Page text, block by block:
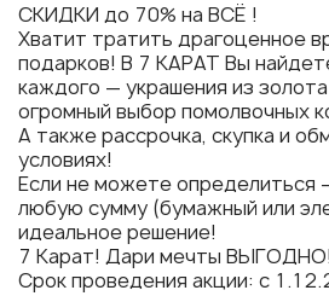
СКИДКИ до 70% на ВСЁ !
Хватит тратить драгоценное
подарков! В 7 КАРАТ Вы
каждого — украшения из
огромный выбор помолвочных
А также рассрочка, скупка и
условиях!
Если не можете определиться
любую сумму (бумажный или
идеальное решение!
7 Карат! Дари мечты ВЫГОДНО!
Срок проведения акции: с